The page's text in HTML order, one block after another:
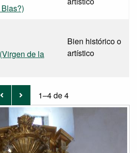
de la
Bien histórico o
artístico
1–4 de 4